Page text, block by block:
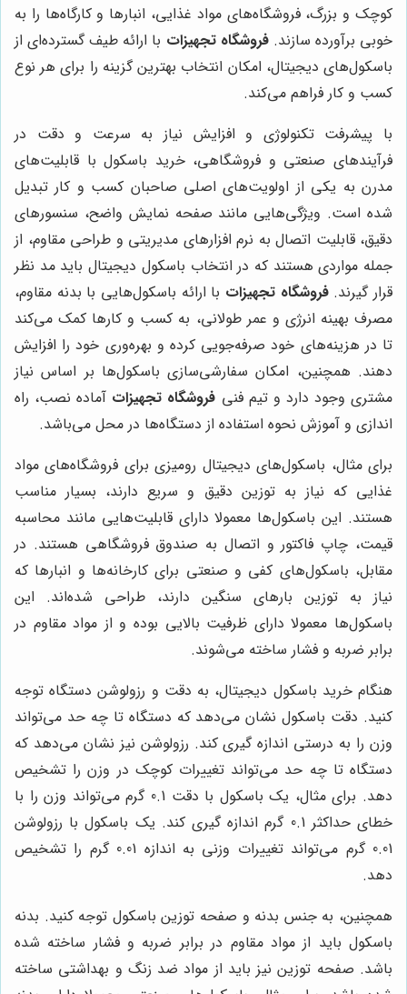
کوچک و بزرگ، فروشگاه‌های مواد غذایی، انبارها و کارگاه‌ها را به
خوبی برآورده سازند.فروشگاه تجهیزات با ارائه طیف گسترده‌ای از
باسکول‌های دیجیتال، امکان انتخاب بهترین گزینه را برای هر نوع
کسب و کار فراهم می‌کند.
با پیشرفت تکنولوژی و افزایش نیاز به سرعت و دقت در
فرآیندهای صنعتی و فروشگاهی، خرید باسکول با قابلیت‌های
مدرن به یکی از اولویت‌های اصلی صاحبان کسب و کار تبدیل
شده است. ویژگی‌هایی مانند صفحه نمایش واضح، سنسورهای
دقیق، قابلیت اتصال به نرم افزارهای مدیریتی و طراحی مقاوم، از
جمله مواردی هستند که در انتخاب باسکول دیجیتال باید مد نظر
قرار گیرند.فروشگاه تجهیزات با ارائه باسکول‌هایی با بدنه مقاوم،
مصرف بهینه انرژی و عمر طولانی، به کسب و کارها کمک می‌کند
تا در هزینه‌های خود صرفه‌جویی کرده و بهره‌وری خود را افزایش
دهند. همچنین، امکان سفارشی‌سازی باسکول‌ها بر اساس نیاز
مشتری وجود دارد و تیم فنی فروشگاه تجهیزات آماده نصب، راه
اندازی و آموزش نحوه استفاده از دستگاه‌ها در محل می‌باشد.
برای مثال، باسکول‌های دیجیتال رومیزی برای فروشگاه‌های مواد
غذایی که نیاز به توزین دقیق و سریع دارند، بسیار مناسب
هستند. این باسکول‌ها معمولا دارای قابلیت‌هایی مانند محاسبه
قیمت، چاپ فاکتور و اتصال به صندوق فروشگاهی هستند. در
مقابل، باسکول‌های کفی و صنعتی برای کارخانه‌ها و انبارها که
نیاز به توزین بارهای سنگین دارند، طراحی شده‌اند. این
باسکول‌ها معمولا دارای ظرفیت بالایی بوده و از مواد مقاوم در
برابر ضربه و فشار ساخته می‌شوند.
هنگام خرید باسکول دیجیتال، به دقت و رزولوشن دستگاه توجه
کنید. دقت باسکول نشان می‌دهد که دستگاه تا چه حد می‌تواند
وزن را به درستی اندازه گیری کند. رزولوشن نیز نشان می‌دهد که
دستگاه تا چه حد می‌تواند تغییرات کوچک در وزن را تشخیص
دهد. برای مثال، یک باسکول با دقت 0.1 گرم می‌تواند وزن را با
خطای حداکثر 0.1 گرم اندازه گیری کند. یک باسکول با رزولوشن
0.01 گرم می‌تواند تغییرات وزنی به اندازه 0.01 گرم را تشخیص
دهد.
همچنین، به جنس بدنه و صفحه توزین باسکول توجه کنید. بدنه
باسکول باید از مواد مقاوم در برابر ضربه و فشار ساخته شده
باشد. صفحه توزین نیز باید از مواد ضد زنگ و بهداشتی ساخته